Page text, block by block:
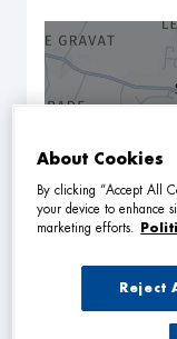
About Cookies
By clicking “Accept All
your device to enhance
marketing efforts.
Reject